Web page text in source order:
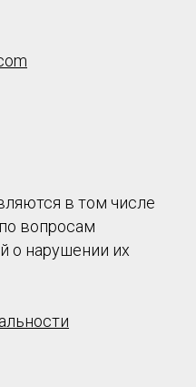
в том числе
вопросам
о нарушении их